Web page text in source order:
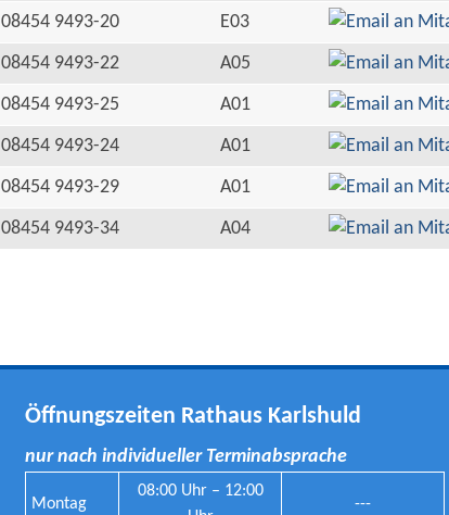
08454 9493-20
E03
08454 9493-22
A05
08454 9493-25
A01
08454 9493-24
A01
08454 9493-29
A01
08454 9493-34 A04
Öffnungszeiten Rathaus Karlshuld
nur nach individueller Terminabsprache
Montag
08:00 Uhr – 12:00
---